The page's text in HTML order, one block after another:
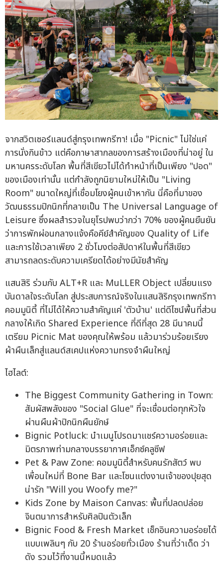
จากสวิตเซอร์แลนด์สู่กรุงเทพกรีฑา! เมื่อ "Picnic" ไม่ใช่แค่
การนั่งกินข้าว แต่คือภาษาสากลของการสร้างเมืองที่น่าอยู่ ใน
มหานครระดับโลก พื้นที่สีเขียวไม่ได้ทำหน้าที่เป็นเพียง "ปอด"
ของเมืองเท่านั้น แต่กำลังถูกนิยามใหม่ให้เป็น "Living
Room" ขนาดใหญ่ที่เชื่อมโยงผู้คนเข้าหากัน นี่คือที่มาของ
วัฒนธรรมปิกนิกที่กลายเป็น The Universal Language of
Leisure ซึ่งผลสำรวจในยุโรปพบว่ากว่า 70% ของผู้คนยืนยัน
ว่าการพักผ่อนกลางแจ้งคือคีย์สำคัญของ Quality of Life
และการใช้เวลาเพียง 2 ชั่วโมงต่อสัปดาห์ในพื้นที่สีเขียว
สามารถลดระดับความเครียดได้อย่างมีนัยสำคัญ
แสนสิริ ร่วมกับ ALT+R และ MuLLER Object เปลี่ยนแรง
บันดาลใจระดับโลก สู่ประสบการณ์จริงในแสนสิริกรุงเทพกรีฑา
คอมมูนิตี้ ที่ไม่ได้ให้ความสำคัญแค่ 'ตัวบ้าน' แต่ดีไซน์พื้นที่ส่วน
กลางให้เกิด Shared Experience ที่ดีที่สุด 28 มีนาคมนี้
เตรียม Picnic Mat ของคุณให้พร้อม แล้วมาร่วมร้อยเรียง
ผ้าผืนเล็กสู่แลนด์สเคปแห่งความทรงจำผืนใหญ่
ไฮไลต์:
The Biggest Community Gathering in Town:
สัมผัสพลังของ "Social Glue" ที่จะเชื่อมต่อทุกหัวใจ
ผ่านผืนผ้าปิกนิกผืนยักษ์
Bignic Potluck: นำเมนูโปรดมาแชร์ความอร่อยและ
มิตรภาพท่ามกลางบรรยากาศเอ็กซ์คลูซีฟ
Pet & Paw Zone: คอมมูนิตี้สำหรับคนรักสัตว์ พบ
เพื่อนใหม่ที่ Bone Bar และโซนแต่งงานเจ้าของปุยสุด
น่ารัก "Will you Woofy me?"
Kids Zone by Maison Canvas: พื้นที่ปลดปล่อย
จินตนาการสำหรับศิลปินตัวเล็ก
Bignic Food & Fresh Market เช็กอินความอร่อยได้
แบบเพลินๆ กับ 20 ร้านอร่อยทั่วเมือง ร้านที่ว่าเด็ด ว่า
ดัง รวมไว้ที่งานนี้หมดแล้ว